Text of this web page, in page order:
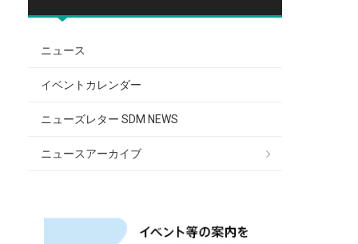
ニュース
イベントカレンダー
ニューズレター SDM NEWS
ニュースアーカイブ